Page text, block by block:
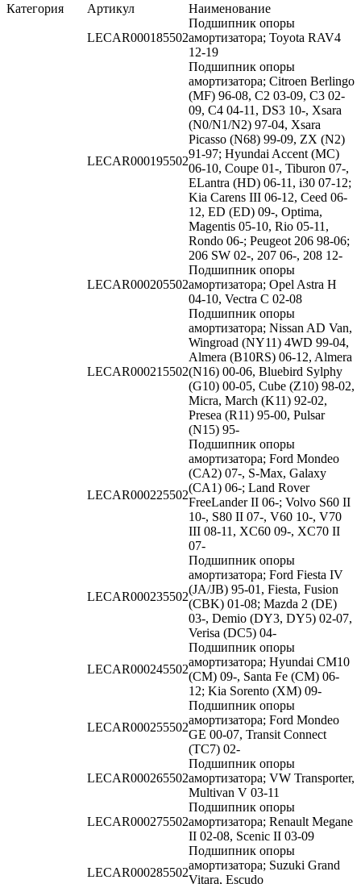
Категория Артикул Наименование
LECAR000185502
Подшипник опоры
амортизатора; Toyota RAV4
12-19
LECAR000195502
Подшипник опоры
амортизатора; Citroen Berlingo
(MF) 96-08, C2 03-09, C3 02-
09, C4 04-11, DS3 10-, Xsara
(N0/N1/N2) 97-04, Xsara
Picasso (N68) 99-09, ZX (N2)
91-97; Hyundai Accent (MC)
06-10, Coupe 01-, Tiburon 07-,
ELantra (HD) 06-11, i30 07-12;
Kia Carens III 06-12, Ceed 06-
12, ED (ED) 09-, Optima,
Magentis 05-10, Rio 05-11,
Rondo 06-; Peugeot 206 98-06;
206 SW 02-, 207 06-, 208 12-
LECAR000205502
Подшипник опоры
амортизатора; Opel Astra H
04-10, Vectra C 02-08
LECAR000215502
Подшипник опоры
амортизатора; Nissan AD Van,
Wingroad (NY11) 4WD 99-04,
Almera (B10RS) 06-12, Almera
(N16) 00-06, Bluebird Sylphy
(G10) 00-05, Cube (Z10) 98-02,
Micra, March (K11) 92-02,
Presea (R11) 95-00, Pulsar
(N15) 95-
LECAR000225502
Подшипник опоры
амортизатора; Ford Mondeo
(CA2) 07-, S-Max, Galaxy
(CA1) 06-; Land Rover
FreeLander II 06-; Volvo S60 II
10-, S80 II 07-, V60 10-, V70
III 08-11, XC60 09-, XC70 II
07-
LECAR000235502
Подшипник опоры
амортизатора; Ford Fiesta IV
(JA/JB) 95-01, Fiesta, Fusion
(CBK) 01-08; Mazda 2 (DE)
03-, Demio (DY3, DY5) 02-07,
Verisa (DC5) 04-
LECAR000245502
Подшипник опоры
амортизатора; Hyundai CM10
(CM) 09-, Santa Fe (CM) 06-
12; Kia Sorento (XM) 09-
LECAR000255502
Подшипник опоры
амортизатора; Ford Mondeo
GE 00-07, Transit Connect
(TC7) 02-
LECAR000265502
Подшипник опоры
амортизатора; VW Transporter,
Multivan V 03-11
LECAR000275502
Подшипник опоры
амортизатора; Renault Megane
II 02-08, Scenic II 03-09
LECAR000285502
Подшипник опоры
амортизатора; Suzuki Grand
Vitara, Escudo